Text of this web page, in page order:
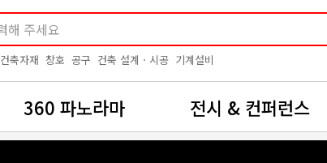
건축자재 창호 공구 건축 설계ㆍ시공 기계설비
360 파노라마 전시 & 컨퍼런스